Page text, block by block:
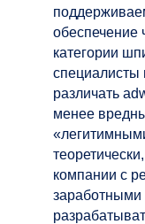
обеспечение
категории
специалисты
различать
менее
компании с
заработными